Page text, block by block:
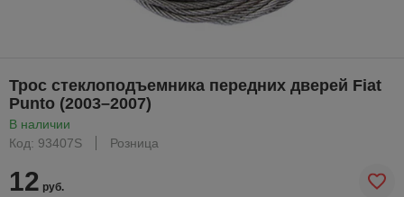
Трос стеклоподъемника передних дверей Fiat
Punto (2003–2007)
В наличии
Код: 93407S
Розница
12 руб.